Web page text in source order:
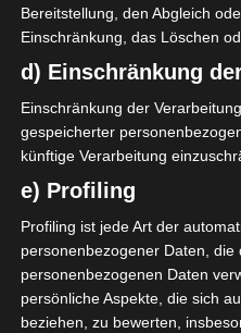
Étoile Olympique Sidi
Bouzid (EOSB)
2
Stade Municipal
Étoile Olympique Sidi
Bouzid (EOSB)
0
23 Nov. 2025
Étoile Olympique Sidi
Bouzid (EOSB)
1
Stade Municipal
8 Nov. 2025-14:30
Bereitstellung, den Abgleich
Einschränkung, das Löschen
d) Einschränkung
Einschränkung der
gespeicherter
künftige Verarbeitung
e) Profiling
Profiling ist jede Art der
personenbezogener Daten,
personenbezogenen Daten
persönliche Aspekte, die sich
beziehen, zu bewerten,